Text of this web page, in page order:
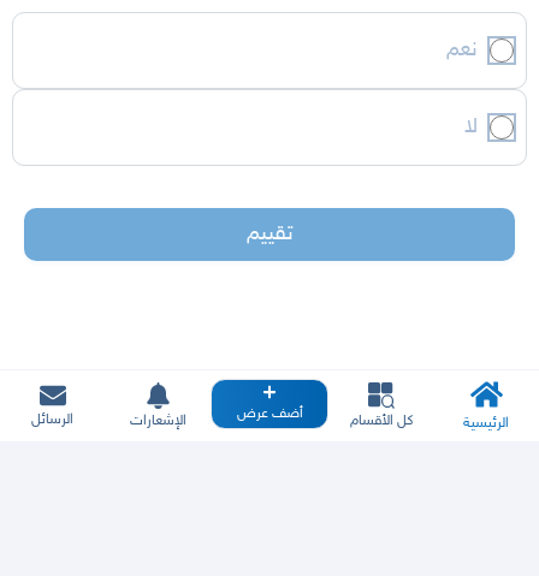
نعم
لا
تقييم
الرئيسية كل الأقسام أضف عرض الإشعارات الرسائل